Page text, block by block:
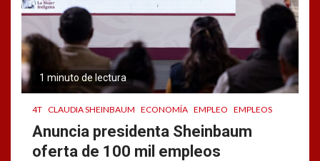
1 minuto de lectura
4T CLAUDIA SHEINBAUM ECONOMÍA EMPLEO EMPLEOS
Anuncia presidenta Sheinbaum
oferta de 100 mil empleos